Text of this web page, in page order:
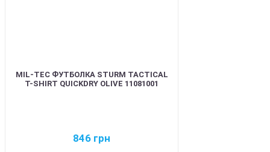
MIL-TEC ФУТБОЛКА STURM TACTICAL
T-SHIRT QUICKDRY OLIVE 11081001
846 грн